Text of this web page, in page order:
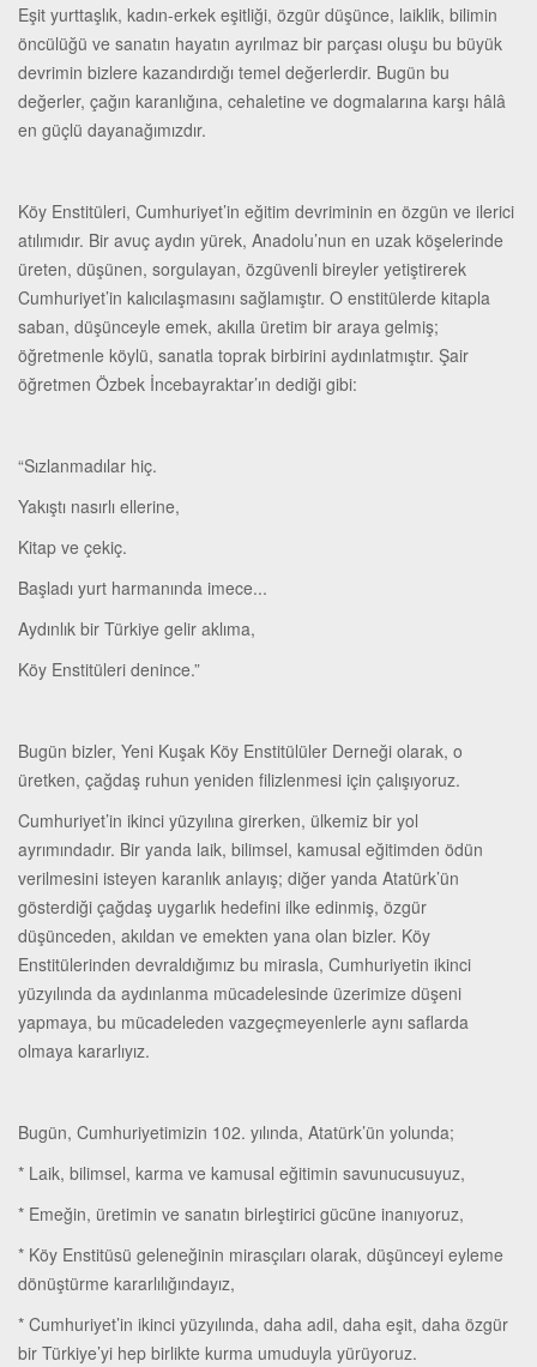
Eşit yurttaşlık, kadın-erkek eşitliği, özgür düşünce, laiklik, bilimin
öncülüğü ve sanatın hayatın ayrılmaz bir parçası oluşu bu büyük
devrimin bizlere kazandırdığı temel değerlerdir. Bugün bu
değerler, çağın karanlığına, cehaletine ve dogmalarına karşı hâlâ
en güçlü dayanağımızdır.
Köy Enstitüleri, Cumhuriyet’in eğitim devriminin en özgün ve ilerici
atılımıdır. Bir avuç aydın yürek, Anadolu’nun en uzak köşelerinde
üreten, düşünen, sorgulayan, özgüvenli bireyler yetiştirerek
Cumhuriyet’in kalıcılaşmasını sağlamıştır. O enstitülerde kitapla
saban, düşünceyle emek, akılla üretim bir araya gelmiş;
öğretmenle köylü, sanatla toprak birbirini aydınlatmıştır. Şair
öğretmen Özbek İncebayraktar’ın dediği gibi:
“Sızlanmadılar hiç.
Yakıştı nasırlı ellerine,
Kitap ve çekiç.
Başladı yurt harmanında imece...
Aydınlık bir Türkiye gelir aklıma,
Köy Enstitüleri denince.”
Bugün bizler, Yeni Kuşak Köy Enstitülüler Derneği olarak, o
üretken, çağdaş ruhun yeniden filizlenmesi için çalışıyoruz.
Cumhuriyet’in ikinci yüzyılına girerken, ülkemiz bir yol
ayrımındadır. Bir yanda laik, bilimsel, kamusal eğitimden ödün
verilmesini isteyen karanlık anlayış; diğer yanda Atatürk’ün
gösterdiği çağdaş uygarlık hedefini ilke edinmiş, özgür
düşünceden, akıldan ve emekten yana olan bizler. Köy
Enstitülerinden devraldığımız bu mirasla, Cumhuriyetin ikinci
yüzyılında da aydınlanma mücadelesinde üzerimize düşeni
yapmaya, bu mücadeleden vazgeçmeyenlerle aynı saflarda
olmaya kararlıyız.
Bugün, Cumhuriyetimizin 102. yılında, Atatürk’ün yolunda;
* Laik, bilimsel, karma ve kamusal eğitimin savunucusuyuz,
* Emeğin, üretimin ve sanatın birleştirici gücüne inanıyoruz,
* Köy Enstitüsü geleneğinin mirasçıları olarak, düşünceyi eyleme
dönüştürme kararlılığındayız,
* Cumhuriyet’in ikinci yüzyılında, daha adil, daha eşit, daha özgür
bir Türkiye’yi hep birlikte kurma umuduyla yürüyoruz.